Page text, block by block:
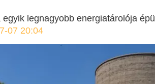
egyik legnagyobb energiatárolója
07 20:04